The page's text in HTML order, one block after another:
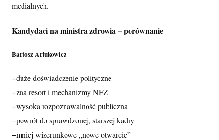
medialnych.
Kandydaci na ministra zdrowia – porównanie
Bartosz Arłukowicz
+duże doświadczenie polityczne
+zna resort i mechanizmy NFZ
+wysoka rozpoznawalność publiczna
−powrót do sprawdzonej, starszej kadry
−mniej wizerunkowe „nowe otwarcie”